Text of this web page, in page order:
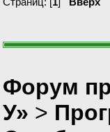
Форум
У» >